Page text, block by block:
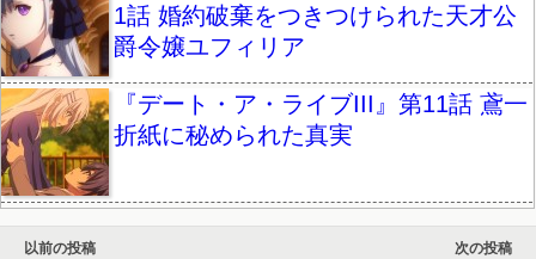
1話 婚約破棄をつきつけられた天才公
爵令嬢ユフィリア
『デート・ア・ライブIII』第11話 鳶一
折紙に秘められた真実
以前の投稿
次の投稿